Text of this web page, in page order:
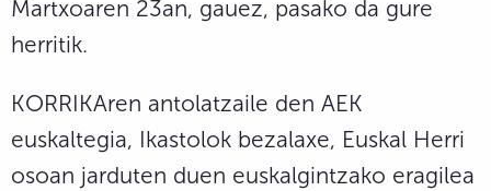
Martxoaren 23an, gauez, pasako da gure
herritik.
KORRIKAren antolatzaile den AEK
euskaltegia, Ikastolok bezalaxe, Euskal Herri
osoan jarduten duen euskalgintzako eragilea